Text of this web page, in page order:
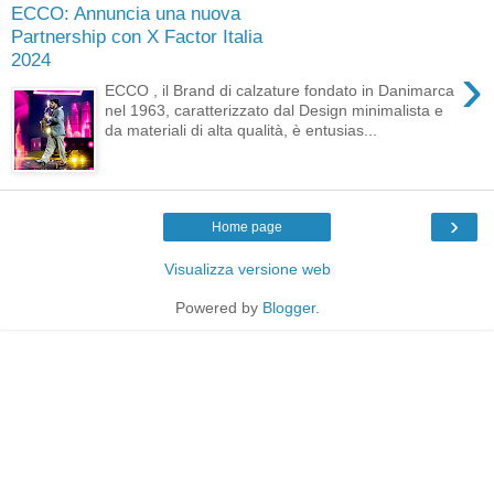
ECCO: Annuncia una nuova
Partnership con X Factor Italia
2024
›
ECCO , il Brand di calzature fondato in Danimarca
nel 1963, caratterizzato dal Design minimalista e
da materiali di alta qualità, è entusias...
›
Home page
Visualizza versione web
Powered by Blogger.